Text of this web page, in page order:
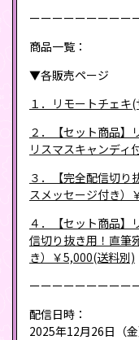
ーーーーーーーーー
商品一覧：
▼各販売ページ
１．リモートチェキ
２．【セット商品】
リスマスキャンディ
３．【完全配信切り
スメッセージ付き）
４．【セット商品】
信切り抜き用！直筆
き）￥5,000(送料別)
ーーーーーーーーー
配信日時：
2025年12月26日（金